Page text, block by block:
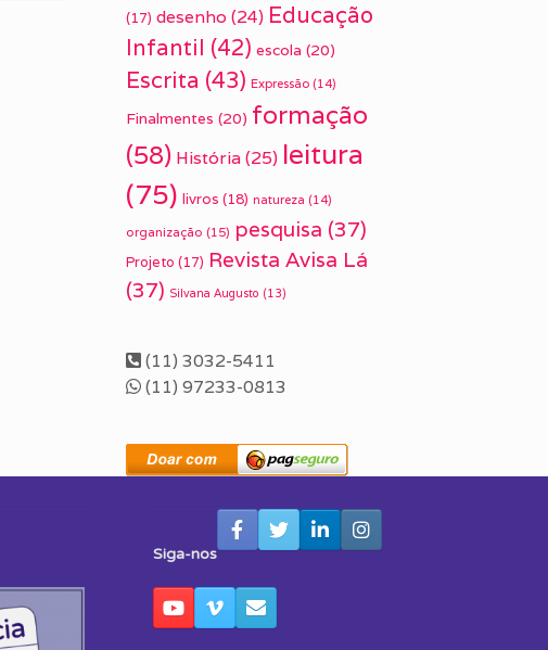
(17) desenho (24) Educação
Infantil (42) escola (20)
Escrita (43) Expressão (14)
Finalmentes (20) formação
(58) História(25) leitura
(75) livros (18) natureza (14)
organização (15) pesquisa (37)
Projeto (17) Revista Avisa Lá
(37) Silvana Augusto (13)
(11) 3032-5411
(11) 97233-0813
Siga-nos